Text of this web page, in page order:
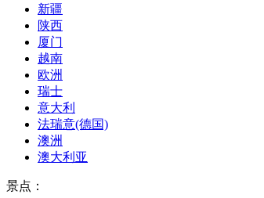
新疆
陕西
厦门
越南
欧洲
瑞士
意大利
法瑞意(德国)
澳洲
澳大利亚
景点：